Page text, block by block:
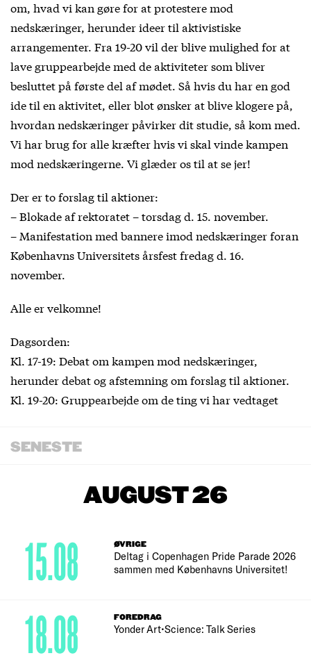
om, hvad vi kan gøre for at protestere mod
nedskæringer, herunder ideer til aktivistiske
arrangementer. Fra 19-20 vil der blive mulighed for at
lave gruppearbejde med de aktiviteter som bliver
besluttet på første del af mødet. Så hvis du har en god
ide til en aktivitet, eller blot ønsker at blive klogere på,
hvordan nedskæringer påvirker dit studie, så kom med.
Vi har brug for alle kræfter hvis vi skal vinde kampen
mod nedskæringerne. Vi glæder os til at se jer!
Der er to forslag til aktioner:
– Blokade af rektoratet – torsdag d. 15. november.
– Manifestation med bannere imod nedskæringer foran
Københavns Universitets årsfest fredag d. 16.
november.
Alle er velkomne!
Dagsorden:
Kl. 17-19: Debat om kampen mod nedskæringer,
herunder debat og afstemning om forslag til aktioner.
Kl. 19-20: Gruppearbejde om de ting vi har vedtaget
SENESTE
AUGUST 26
ØVRIGE
Deltag i Copenhagen Pride Parade 2026
sammen med Københavns Universitet!
15.08
FOREDRAG
Yonder Art•Science: Talk Series
18.08